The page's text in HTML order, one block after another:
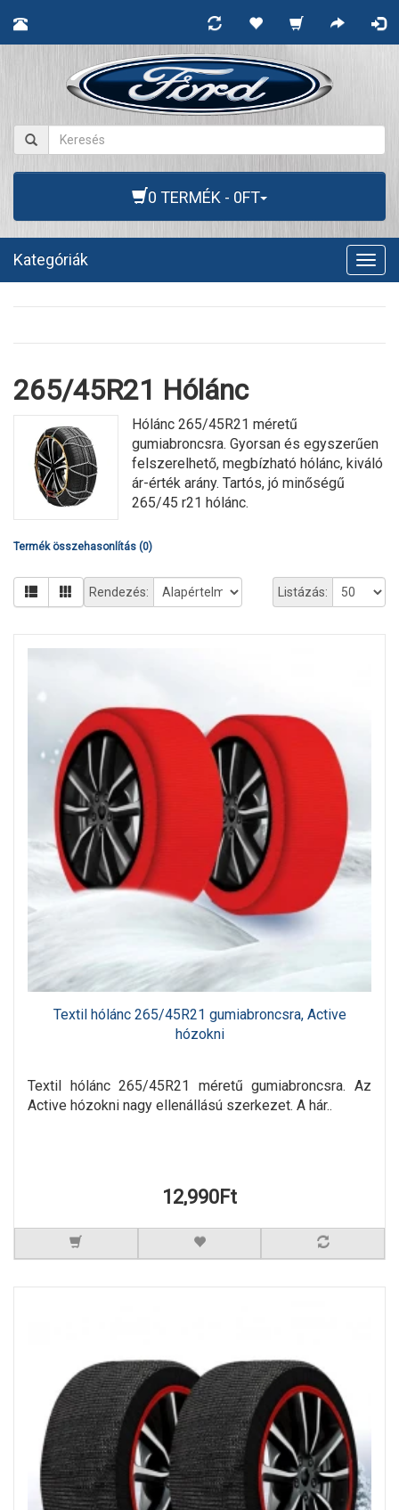
0 TERMÉK - 0FT
Kategóriák
265/45R21 Hólánc
Hólánc 265/45R21 méretű
gumiabroncsra. Gyorsan és egyszerűen
felszerelhető, megbízható hólánc, kiváló
ár-érték arány. Tartós, jó minőségű
265/45 r21 hólánc.
Termék összehasonlítás (0)
Listázás:
Rendezés:
Textil hólánc 265/45R21 gumiabroncsra, Active
hózokni
Textil hólánc 265/45R21 méretű gumiabroncsra. Az
Active hózokni nagy ellenállású szerkezet. A hár..
12,990Ft